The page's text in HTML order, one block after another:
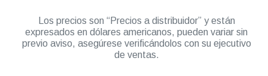
Los precios son “Precios a distribuidor” y están
expresados en dólares americanos, pueden variar sin
previo aviso, asegúrese verificándolos con su ejecutivo
de ventas.